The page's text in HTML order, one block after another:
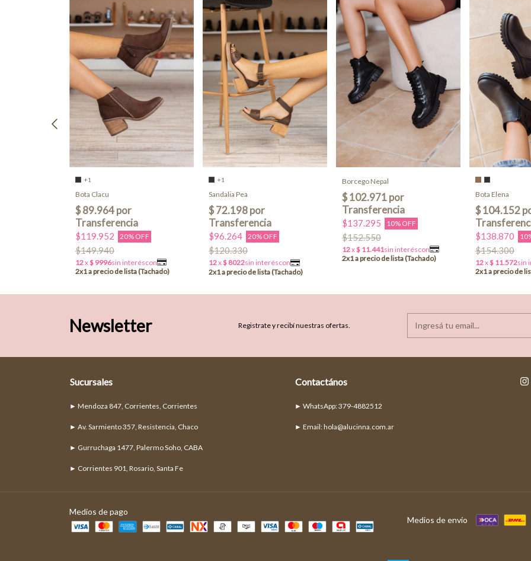
+1
Bota Clacu
$119.952 20% OFF
$149.940
+1
Sandalia Pea
$96.264 20% OFF
$120.330
Borcego Nepal
$137.295 10% OFF
$152.550
Bota Elena
$138.870
$154.300
Newsletter Registrate y recibí nuestras ofertas.
Sucursales
► Mendoza 847, Corrientes, Corrientes
► Av. Sarmiento 357, Resistencia, Chaco
► Gurruchaga 1477, Palermo Soho, CABA
► Corrientes 901, Rosario, Santa Fe
Contactános
► Email:hola@alucinna.com.ar
Medios de pago
Medios de envío